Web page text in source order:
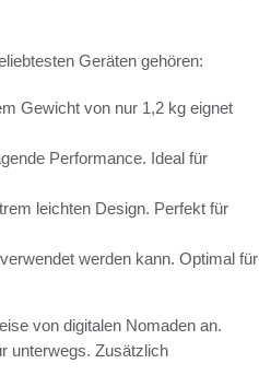
Geräten gehören:
Gewicht von nur 1,2 kg eignet
Performance. Ideal für
leichten Design. Perfekt für
werden kann. Optimal für
von digitalen Nomaden an.
unterwegs. Zusätzlich